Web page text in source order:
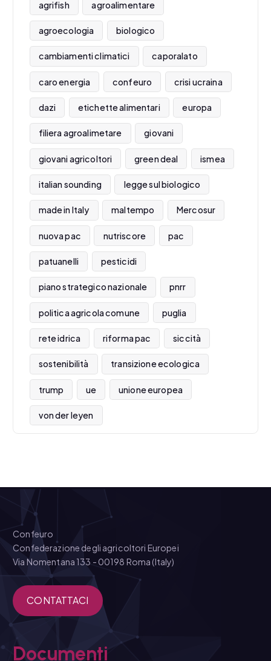
agrifish agroalimentare
agroecologia biologico
cambiamenti climatici caporalato
caro energia confeuro crisi ucraina
dazi etichette alimentari europa
filiera agroalimetare giovani
giovani agricoltori green deal ismea
italian sounding legge sul biologico
made in Italy maltempo Mercosur
nuova pac nutriscore pac
patuanelli pesticidi
piano strategico nazionale pnrr
politica agricola comune puglia
rete idrica riforma pac siccità
sostenibilità transizione ecologica
trump ue unione europea
von der leyen
Confeuro
Confederazione degli agricoltori Europei
Via Nomentana 133 - 00198 Roma (Italy)
CONTATTACI
Documenti